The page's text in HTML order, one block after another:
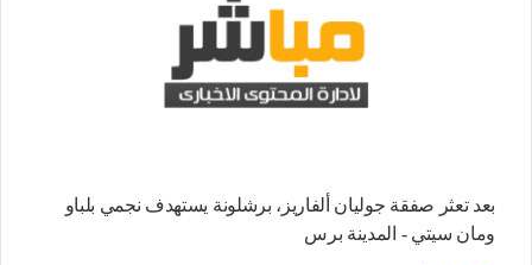
بعد تعثر صفقة جوليان ألفاريز، برشلونة يستهدف نجمي بلباو
ومان سيتي - المدينة برس